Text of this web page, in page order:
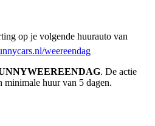
op je volgende huurauto van
weereendag
. De actie
minimale huur van 5 dagen.